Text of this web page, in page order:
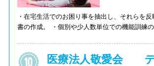
・在宅生活でのお困り事を抽出し、それらを
書の作成。 ・個別や少人数単位での機能訓練の実施。 ・定期的
医療法人敬愛会